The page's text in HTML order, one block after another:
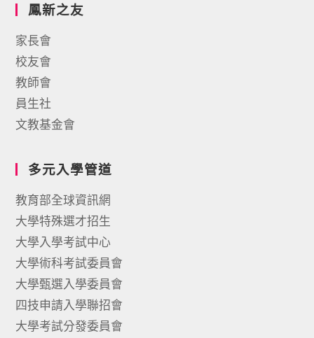
鳳新之友
家長會
校友會
教師會
員生社
文教基金會
多元入學管道
教育部全球資訊網
大學特殊選才招生
大學入學考試中心
大學術科考試委員會
大學甄選入學委員會
四技申請入學聯招會
大學考試分發委員會